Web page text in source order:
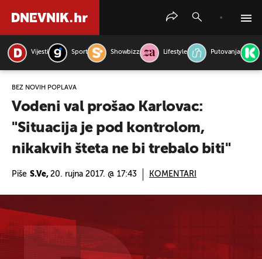
Vijesti Sport Showbizz Lifestyle Putovanja
BEZ NOVIH POPLAVA
Vodeni val prošao Karlovac:
"Situacija je pod kontrolom,
nikakvih šteta ne bi trebalo biti"
Piše S.Ve, 20. rujna 2017. @ 17:43 KOMENTARI
PRETRAŽITE VIJESTI